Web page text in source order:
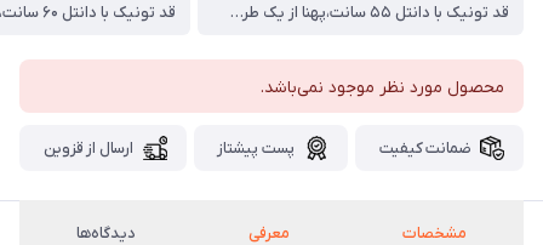
قد تونیک با دانتل ۵۵ سانت،پهنا از یک طرف ۳۹،قد آستین از سرشونه ۳۸
محصول مورد نظر موجود نمی‌باشد.
ضمانت کیفیت پست پیشتاز ارسال از قزوین
مشخصات معرفی دیدگاه‌ها